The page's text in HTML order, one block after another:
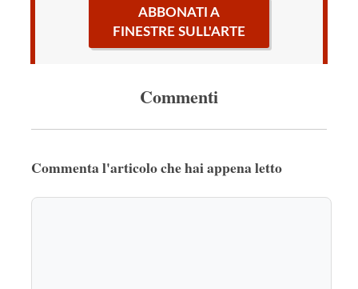
ABBONATI A
FINESTRE SULL'ARTE
Commenti
Commenta l'articolo che hai appena letto